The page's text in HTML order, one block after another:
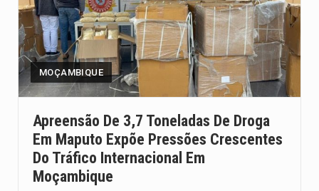
MOÇAMBIQUE
Apreensão De 3,7 Toneladas De Droga
Em Maputo Expõe Pressões Crescentes
Do Tráfico Internacional Em
Moçambique